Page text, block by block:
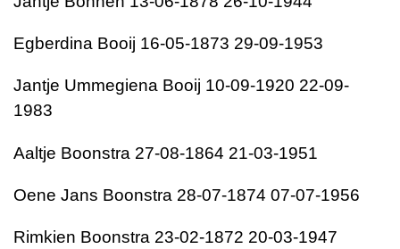
Egberdina Booij 16-05-1873 29-09-1953
Jantje Ummegiena Booij 10-09-1920 22-09-
1983
Aaltje Boonstra 27-08-1864 21-03-1951
Oene Jans Boonstra 28-07-1874 07-07-1956
Rimkien Boonstra 23-02-1872 20-03-1947